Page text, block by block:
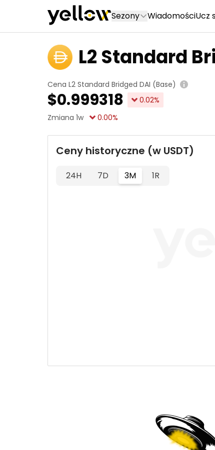
Sezony WiadomościUcz
L2 Standard
Cena L2 Standard Bridged DAI (Base)
$0.999318 0.02%
Zmiana 1w
0.00%
Ceny historyczne (w USDT)
24H 7D 3M 1R